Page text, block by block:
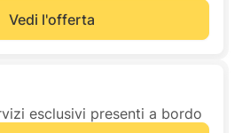
Vedi l'offerta
esclusivi presenti a bordo